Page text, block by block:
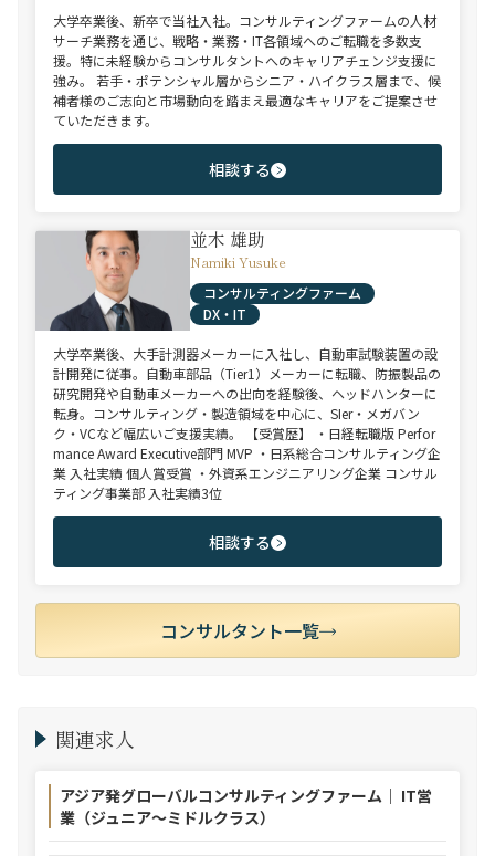
大学卒業後、新卒で当社入社。コンサルティングファームの人材
サーチ業務を通じ、戦略・業務・IT各領域へのご転職を多数支
援。特に未経験からコンサルタントへのキャリアチェンジ支援に
強み。 若手・ポテンシャル層からシニア・ハイクラス層まで、候
補者様のご志向と市場動向を踏まえ最適なキャリアをご提案させ
ていただきます。
相談する
並木 雄助
Namiki Yusuke
コンサルティングファーム
DX・IT
大学卒業後、大手計測器メーカーに入社し、自動車試験装置の設
計開発に従事。自動車部品（Tier1）メーカーに転職、防振製品の
研究開発や自動車メーカーへの出向を経験後、ヘッドハンターに
転身。コンサルティング・製造領域を中心に、SIer・メガバン
ク・VCなど幅広いご支援実績。 【受賞歴】 ・日経転職版 Perfor
mance Award Executive部門 MVP ・日系総合コンサルティング企
業 入社実績 個人賞受賞 ・外資系エンジニアリング企業 コンサル
ティング事業部 入社実績3位
相談する
コンサルタント一覧
関連求人
アジア発グローバルコンサルティングファーム｜ IT営
業（ジュニア～ミドルクラス）